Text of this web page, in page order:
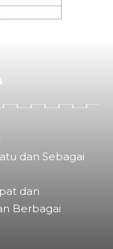
dan Sebagai
dan
Berbagai